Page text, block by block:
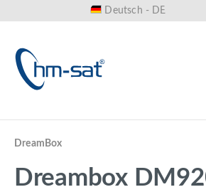
Deutsch - DE
DreamBox
Dreambox